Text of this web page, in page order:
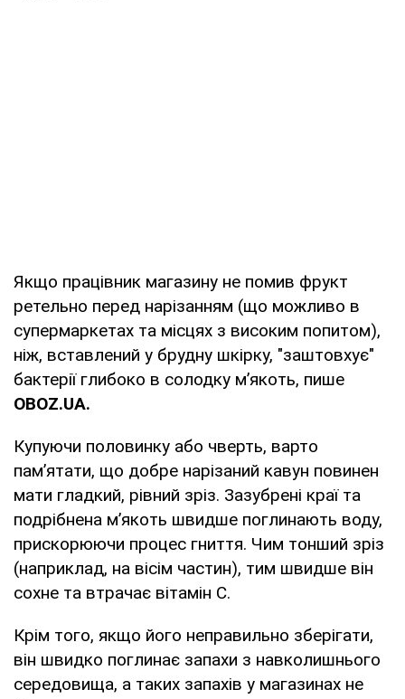
Якщо працівник магазину не помив фрукт
ретельно перед нарізанням (що можливо в
супермаркетах та місцях з високим попитом),
ніж, вставлений у брудну шкірку, "заштовхує"
бактерії глибоко в солодку м’якоть, пише
OBOZ.UA.
Купуючи половинку або чверть, варто
пам’ятати, що добре нарізаний кавун повинен
мати гладкий, рівний зріз. Зазубрені краї та
подрібнена м’якоть швидше поглинають воду,
прискорюючи процес гниття. Чим тонший зріз
(наприклад, на вісім частин), тим швидше він
сохне та втрачає вітамін С.
Крім того, якщо його неправильно зберігати,
він швидко поглинає запахи з навколишнього
середовища, а таких запахів у магазинах не